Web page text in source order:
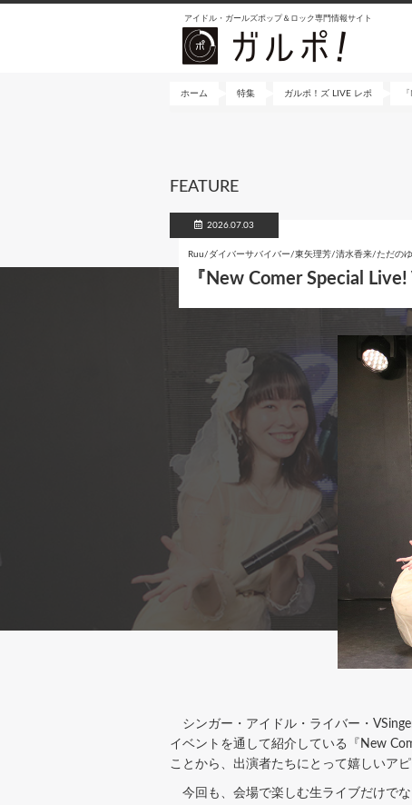
アイドル・ガールズポップ＆ロック専門情報サイト
ホーム 特集 ガルポ！ズ LIVE レポ
FEATURE
2026.07.03
Ruu/ダイバーサバイバー/東矢理芳/清水香来/ただの
『New Comer Special
シンガー・アイドル・ライバー・
イベントを通して紹介している『New
ことから、出演者たちにとって嬉しいア
今回も、会場で楽しむ生ライブだけで